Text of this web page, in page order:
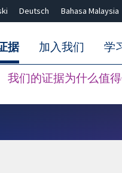
Deutsch Bahasa Malaysia
据
我们的证据为什么值
加入我们 学